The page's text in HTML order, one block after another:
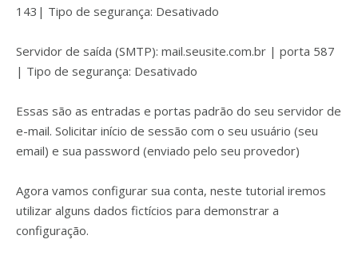
143| Tipo de segurança: Desativado
Servidor de saída (SMTP): mail.seusite.com.br | porta 587
| Tipo de segurança: Desativado
Essas são as entradas e portas padrão do seu servidor de
e-mail. Solicitar início de sessão com o seu usuário (seu
email) e sua password (enviado pelo seu provedor)
Agora vamos configurar sua conta, neste tutorial iremos
utilizar alguns dados fictícios para demonstrar a
configuração.